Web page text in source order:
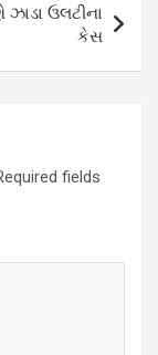
ઝાડા ઉલટીના
કેસ
fields